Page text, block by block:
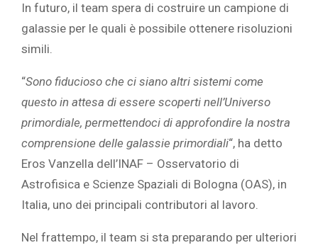
In futuro, il team spera di costruire un campione di
galassie per le quali è possibile ottenere risoluzioni
simili.
“Sono fiducioso che ci siano altri sistemi come
questo in attesa di essere scoperti nell’Universo
primordiale, permettendoci di approfondire la nostra
comprensione delle galassie primordiali“, ha detto
Eros Vanzella dell’INAF – Osservatorio di
Astrofisica e Scienze Spaziali di Bologna (OAS), in
Italia, uno dei principali contributori al lavoro.
Nel frattempo, il team si sta preparando per ulteriori